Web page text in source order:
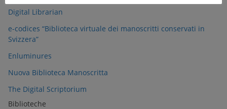
Digital Librarian
e-codices “Biblioteca virtuale dei manoscritti conservati in
Svizzera”
Enluminures
Nuova Biblioteca Manoscritta
The Digital Scriptorium
Biblioteche